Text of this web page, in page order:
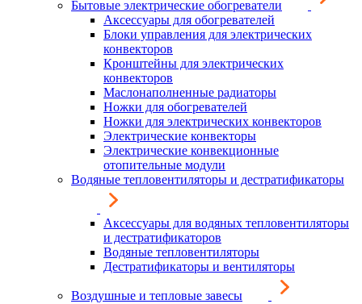
Бытовые электрические обогреватели
Аксессуары для обогревателей
Блоки управления для электрических
конвекторов
Кронштейны для электрических
конвекторов
Маслонаполненные радиаторы
Ножки для обогревателей
Ножки для электрических конвекторов
Электрические конвекторы
Электрические конвекционные
отопительные модули
Водяные тепловентиляторы и дестратификаторы
Аксессуары для водяных тепловентиляторы
и дестратификаторов
Водяные тепловентиляторы
Дестратификаторы и вентиляторы
Воздушные и тепловые завесы